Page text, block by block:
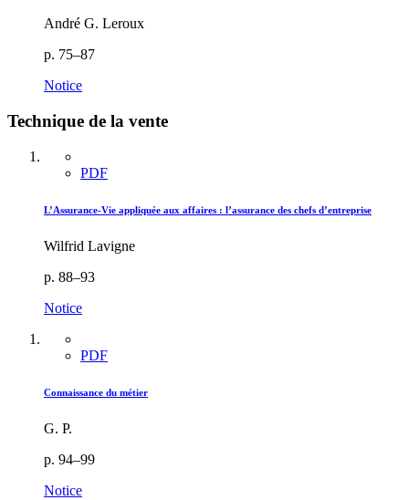
André G. Leroux
p. 75–87
Notice
Technique de la vente
PDF
L’Assurance-Vie appliquée aux affaires : l’assurance des chefs d’entreprise
Wilfrid Lavigne
p. 88–93
Notice
PDF
Connaissance du métier
G. P.
p. 94–99
Notice